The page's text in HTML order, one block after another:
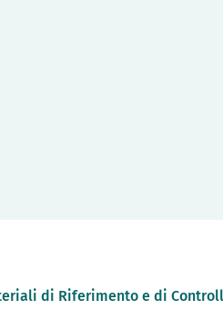
di Riferimento e di